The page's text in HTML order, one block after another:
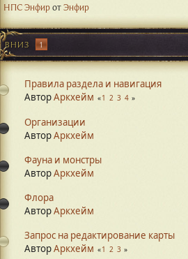
НПС ЭнфиротЭнфир
ВНИЗ 1
Правила раздела и навигация
АвторАркхейм 1 2 3 4
Организации
АвторАркхейм
Фауна и монстры
АвторАркхейм
Флора
АвторАркхейм
Запрос на редактирование карты
АвторАркхейм 1 2 3